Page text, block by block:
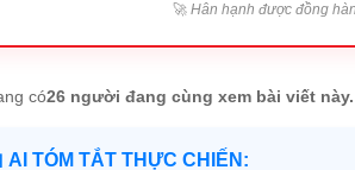
🚀 Hân hạnh được đồng
có26 người đang cùng xem bài viết này.
AI TÓM TẮT THỰC CHIẾN: